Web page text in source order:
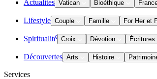
Actualités Vatican Bioéthique
Lifestyle Couple Famille For Her et
Spiritualité Croix Dévotion Écritures
Découvertes Arts Histoire
Services